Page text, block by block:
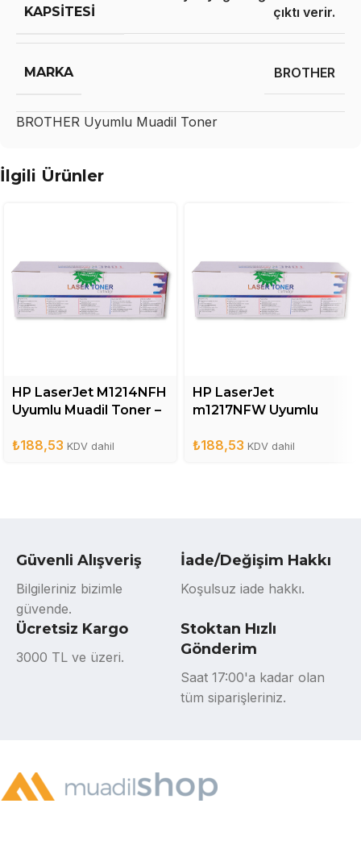
KAPSITESI
çıktı verir.
MARKA BROTHER
BROTHER Uyumlu Muadil Toner
İlgili Ürünler
HP LaserJet M1214NFH
Uyumlu Muadil Toner –
₺188,53 KDV dahil
HP LaserJet
m1217NFW Uyumlu
₺188,53 KDV dahil
Güvenli Alışveriş
Bilgileriniz bizimle
güvende.
İade/Değişim Hakkı
Koşulsuz iade hakkı.
Ücretsiz Kargo
3000 TL ve üzeri.
Stoktan Hızlı
Gönderim
Saat 17:00'a kadar olan
tüm siparişleriniz.